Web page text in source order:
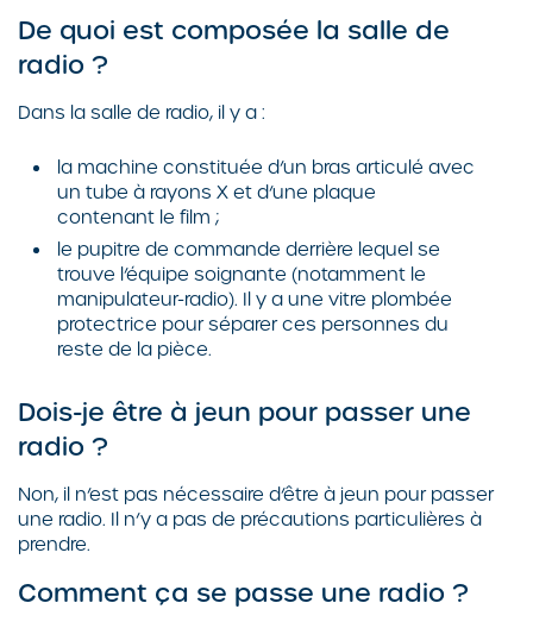
De quoi est composée la salle de
radio ?
Dans la salle de radio, il y a :
la machine constituée d’un bras articulé avec
un tube à rayons X et d’une plaque
contenant le film ;
le pupitre de commande derrière lequel se
trouve l’équipe soignante (notamment le
manipulateur-radio). Il y a une vitre plombée
protectrice pour séparer ces personnes du
reste de la pièce.
Dois-je être à jeun pour passer une
radio ?
Non, il n’est pas nécessaire d’être à jeun pour passer
une radio. Il n’y a pas de précautions particulières à
prendre.
Comment ça se passe une radio ?